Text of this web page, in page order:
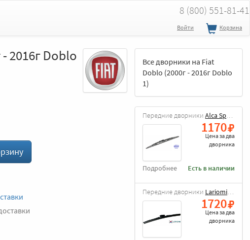
8 (800) 551-81-41
Войти Корзина
2016г Doblo
Все дворники на Fiat
Doblo (2000г - 2016г Doblo
1)
Передние дворники Alca Special
1170
Цена задва
дворника
Есть в наличии
Подробнее
Передние дворники Lariomi Hybrid
1720
Цена задва
дворника